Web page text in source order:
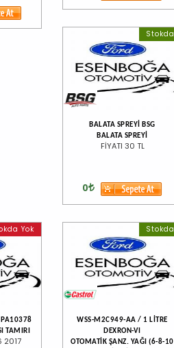
Stokda
BALATA SPREYİ BSG
BALATA SPREYİ
FİYATI 30 TL
0
Yok
TAMIRI
2017
Stokda
WSS-M2C949-AA / 1 LİTRE
DEXRON-VI
OTOMATİK ŞANZ. YAĞI (6-8-10